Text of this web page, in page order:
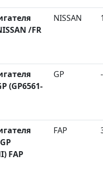
/FR
NISSAN
(GP6561-
GP -
FAP
FAP